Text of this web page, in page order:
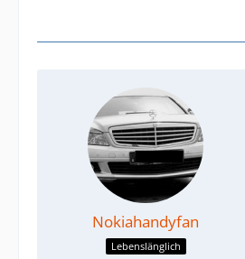
Nokiahandyfan
Lebenslänglich